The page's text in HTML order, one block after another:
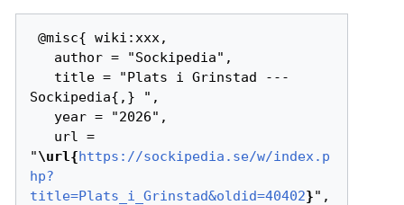
@misc{ wiki:xxx,
Sockipedia{,} ",
"\url{https://sockipedia.se/w/index.p
hp?
title=Plats_i_Grinstad&oldid=40402}",